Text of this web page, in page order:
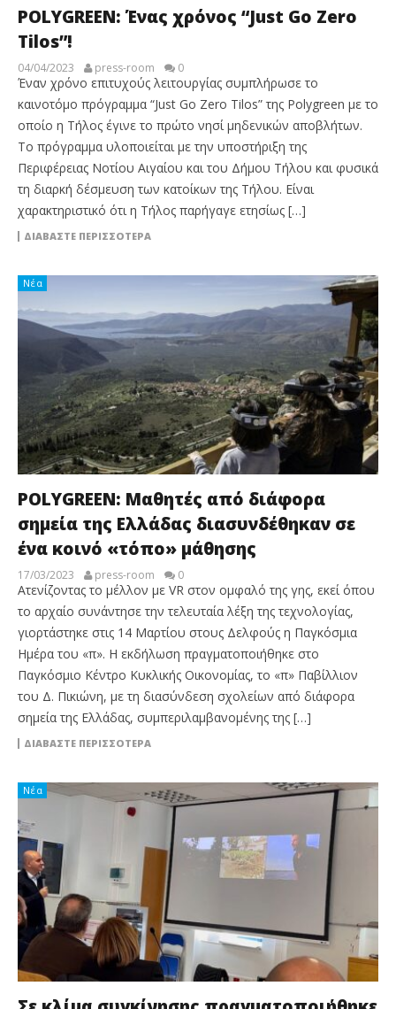
POLYGREEN: Ένας χρόνος “Just Go Zero
Tilos”!
04/04/2023 press-room 0
Έναν χρόνο επιτυχούς λειτουργίας συμπλήρωσε το
καινοτόμο πρόγραμμα “Just Go Zero Tilos” της Polygreen με το
οποίο η Τήλος έγινε το πρώτο νησί μηδενικών αποβλήτων.
Το πρόγραμμα υλοποιείται με την υποστήριξη της
Περιφέρειας Νοτίου Αιγαίου και του Δήμου Τήλου και φυσικά
τη διαρκή δέσμευση των κατοίκων της Τήλου. Είναι
χαρακτηριστικό ότι η Τήλος παρήγαγε ετησίως […]
ΔΙΑΒΆΣΤΕ ΠΕΡΙΣΣΌΤΕΡΑ
Νέα
POLYGREEN: Μαθητές από διάφορα
σημεία της Ελλάδας διασυνδέθηκαν σε
ένα κοινό «τόπο» μάθησης
17/03/2023 press-room 0
Ατενίζοντας το μέλλον με VR στον ομφαλό της γης, εκεί όπου
το αρχαίο συνάντησε την τελευταία λέξη της τεχνολογίας,
γιορτάστηκε στις 14 Μαρτίου στους Δελφούς η Παγκόσμια
Ημέρα του «π». Η εκδήλωση πραγματοποιήθηκε στο
Παγκόσμιο Κέντρο Κυκλικής Οικονομίας, το «π» Παβίλλιον
του Δ. Πικιώνη, με τη διασύνδεση σχολείων από διάφορα
σημεία της Ελλάδας, συμπεριλαμβανομένης της […]
ΔΙΑΒΆΣΤΕ ΠΕΡΙΣΣΌΤΕΡΑ
Νέα